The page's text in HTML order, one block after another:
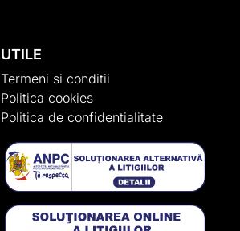
UTILE
Termeni si conditii
Politica cookies
Politica de confidentialitate